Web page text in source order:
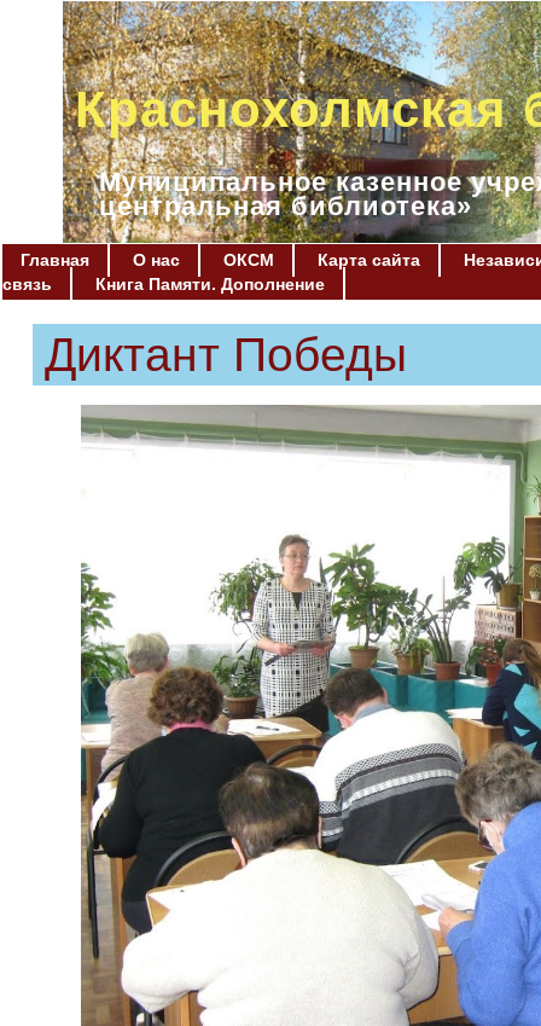
Краснохолмская
Муниципальное казенное
центральная библиотека»
Главная О нас ОКСМ Карта сайта
связь
Книга Памяти. Дополнение
Диктант Победы